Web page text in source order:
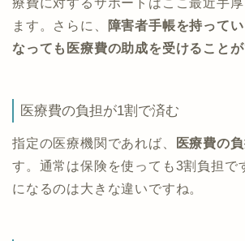
ます。さらに、
障害者手帳を持って
なっても医療費の助成を受けることが
医療費の負担が1割で済む
指定の医療機関であれば、 医療費の
す。通常は保険を使っても3割負担で
になるのは大きな違いですね。